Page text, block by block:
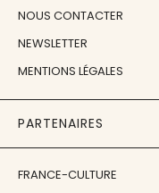
NOUS CONTACTER
NEWSLETTER
MENTIONS LÉGALES
PARTENAIRES
FRANCE-CULTURE